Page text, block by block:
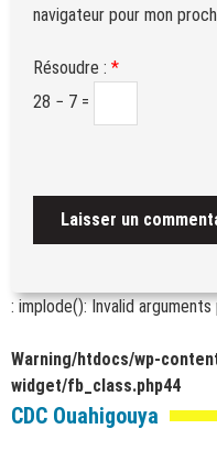
navigateur pour mon
Résoudre : *
28 − 7 =
: implode(): Invalid
Warning/htdocs/wp-
widget/fb_class.php44
CDC Ouahigouya